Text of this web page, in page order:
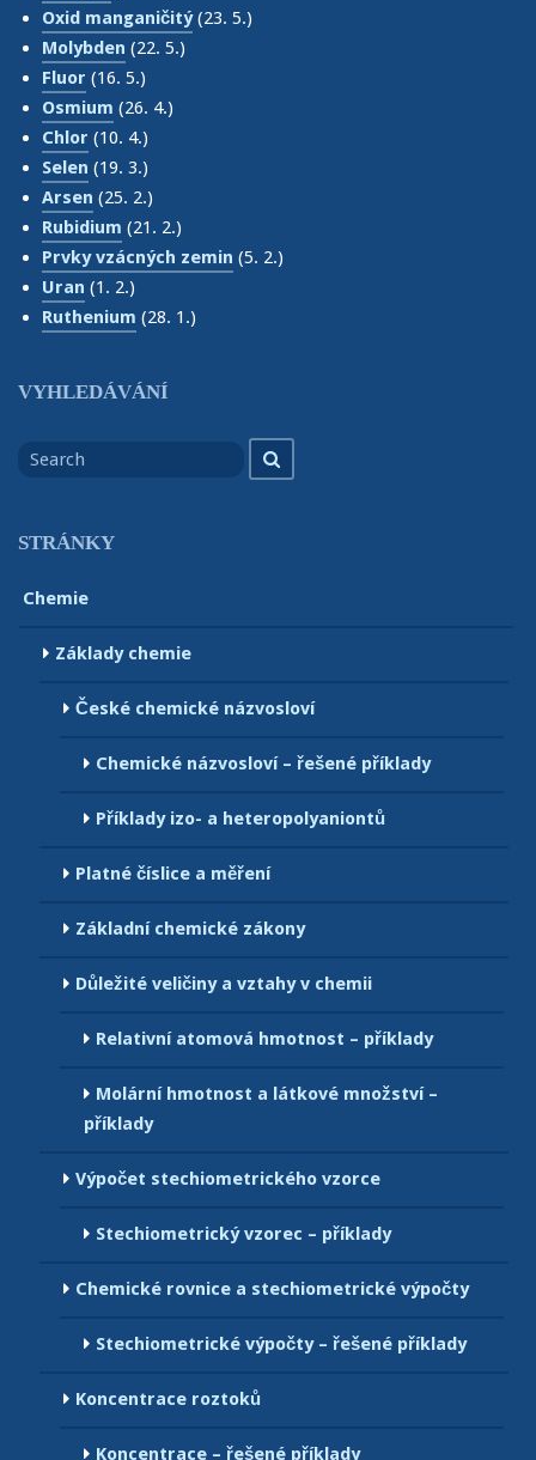
Oxid manganičitý(23. 5.)
Molybden (22. 5.)
Fluor (16. 5.)
Osmium (26. 4.)
Chlor (10. 4.)
Selen (19. 3.)
Arsen (25. 2.)
Rubidium (21. 2.)
Prvky vzácných zemin (5. 2.)
Uran (1. 2.)
Ruthenium (28. 1.)
VYHLEDÁVÁNÍ
for
STRÁNKY
Chemie
Základy chemie
České chemické názvosloví
Chemické názvosloví – řešené příklady
Příklady izo- a heteropolyaniontů
Platné číslice a měření
Základní chemické zákony
Důležité veličiny a vztahy v chemii
Relativní atomová hmotnost – příklady
Molární hmotnost a látkové množství –
příklady
Výpočet stechiometrického vzorce
Stechiometrický vzorec – příklady
Chemické rovnice a stechiometrické výpočty
Stechiometrické výpočty – řešené příklady
Koncentrace roztoků
Koncentrace – řešené příklady